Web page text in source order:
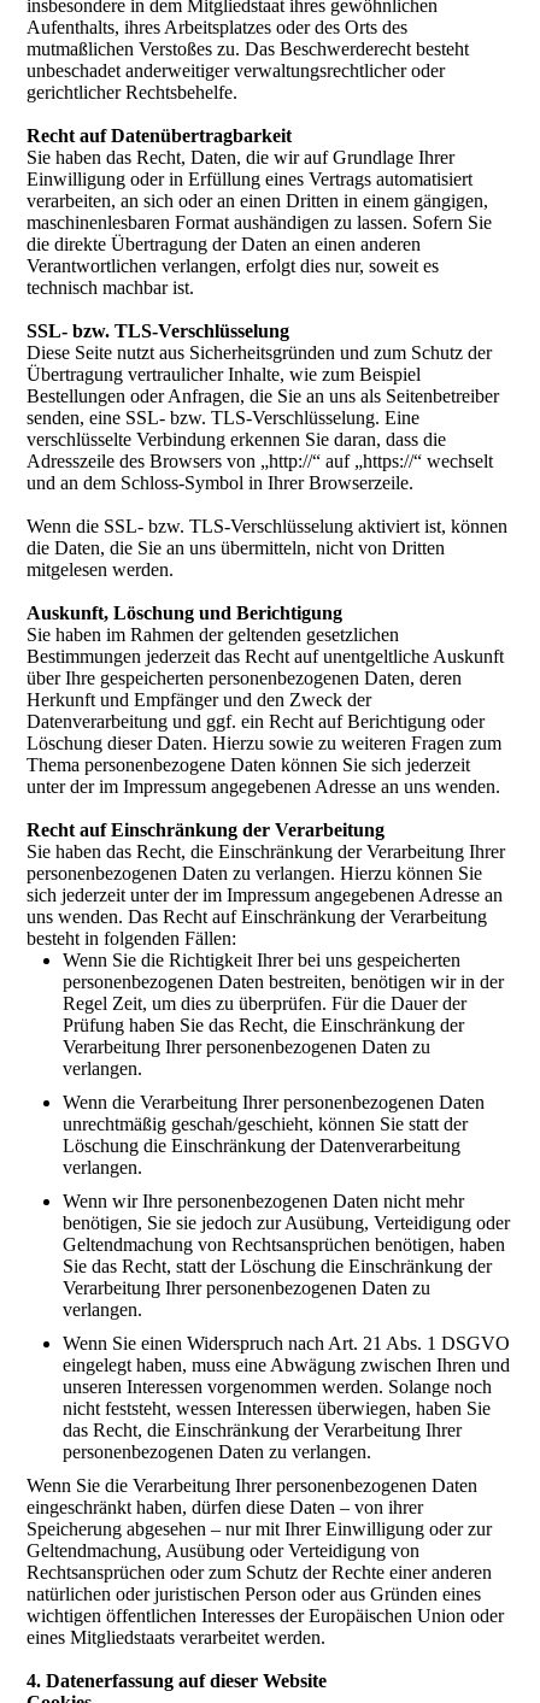
insbesondere in dem Mitgliedstaat ihres gewöhnlichen
Aufenthalts, ihres Arbeitsplatzes oder des Orts des
mutmaßlichen Verstoßes zu. Das Beschwerderecht besteht
unbeschadet anderweitiger verwaltungsrechtlicher oder
gerichtlicher Rechtsbehelfe.
Recht auf Datenübertragbarkeit
Sie haben das Recht, Daten, die wir auf Grundlage Ihrer
Einwilligung oder in Erfüllung eines Vertrags automatisiert
verarbeiten, an sich oder an einen Dritten in einem gängigen,
maschinenlesbaren Format aushändigen zu lassen. Sofern Sie
die direkte Übertragung der Daten an einen anderen
Verantwortlichen verlangen, erfolgt dies nur, soweit es
technisch machbar ist.
SSL- bzw. TLS-Verschlüsselung
Diese Seite nutzt aus Sicherheitsgründen und zum Schutz der
Übertragung vertraulicher Inhalte, wie zum Beispiel
Bestellungen oder Anfragen, die Sie an uns als Seitenbetreiber
senden, eine SSL- bzw. TLS-Verschlüsselung. Eine
verschlüsselte Verbindung erkennen Sie daran, dass die
Adresszeile des Browsers von „http://“ auf „https://“ wechselt
und an dem Schloss-Symbol in Ihrer Browserzeile.
Wenn die SSL- bzw. TLS-Verschlüsselung aktiviert ist, können
die Daten, die Sie an uns übermitteln, nicht von Dritten
mitgelesen werden.
Auskunft, Löschung und Berichtigung
Sie haben im Rahmen der geltenden gesetzlichen
Bestimmungen jederzeit das Recht auf unentgeltliche Auskunft
über Ihre gespeicherten personenbezogenen Daten, deren
Herkunft und Empfänger und den Zweck der
Datenverarbeitung und ggf. ein Recht auf Berichtigung oder
Löschung dieser Daten. Hierzu sowie zu weiteren Fragen zum
Thema personenbezogene Daten können Sie sich jederzeit
unter der im Impressum angegebenen Adresse an uns wenden.
Recht auf Einschränkung der Verarbeitung
Sie haben das Recht, die Einschränkung der Verarbeitung Ihrer
personenbezogenen Daten zu verlangen. Hierzu können Sie
sich jederzeit unter der im Impressum angegebenen Adresse an
uns wenden. Das Recht auf Einschränkung der Verarbeitung
besteht in folgenden Fällen:
Wenn Sie die Richtigkeit Ihrer bei uns gespeicherten
personenbezogenen Daten bestreiten, benötigen wir in der
Regel Zeit, um dies zu überprüfen. Für die Dauer der
Prüfung haben Sie das Recht, die Einschränkung der
Verarbeitung Ihrer personenbezogenen Daten zu
verlangen.
Wenn die Verarbeitung Ihrer personenbezogenen Daten
unrechtmäßig geschah/geschieht, können Sie statt der
Löschung die Einschränkung der Datenverarbeitung
verlangen.
Wenn wir Ihre personenbezogenen Daten nicht mehr
benötigen, Sie sie jedoch zur Ausübung, Verteidigung oder
Geltendmachung von Rechtsansprüchen benötigen, haben
Sie das Recht, statt der Löschung die Einschränkung der
Verarbeitung Ihrer personenbezogenen Daten zu
verlangen.
Wenn Sie einen Widerspruch nach Art. 21 Abs. 1 DSGVO
eingelegt haben, muss eine Abwägung zwischen Ihren und
unseren Interessen vorgenommen werden. Solange noch
nicht feststeht, wessen Interessen überwiegen, haben Sie
das Recht, die Einschränkung der Verarbeitung Ihrer
personenbezogenen Daten zu verlangen.
Wenn Sie die Verarbeitung Ihrer personenbezogenen Daten
eingeschränkt haben, dürfen diese Daten – von ihrer
Speicherung abgesehen – nur mit Ihrer Einwilligung oder zur
Geltendmachung, Ausübung oder Verteidigung von
Rechtsansprüchen oder zum Schutz der Rechte einer anderen
natürlichen oder juristischen Person oder aus Gründen eines
wichtigen öffentlichen Interesses der Europäischen Union oder
eines Mitgliedstaats verarbeitet werden.
4. Datenerfassung auf dieser Website